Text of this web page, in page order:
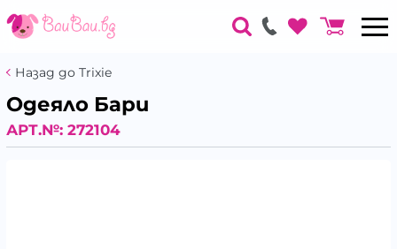
Назад до Trixie
Одеяло Бари
АРТ.№: 272104